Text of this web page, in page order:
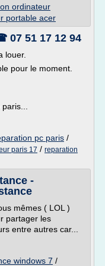
ordinateur
portable acer
07 51 17 12 94
louer.
pour le moment.
pc paris /
paris 17 / reparation
-
mêmes ( LOL )
partager les
entre autres car...
windows 7 /